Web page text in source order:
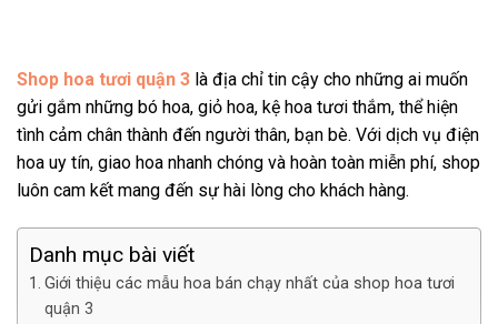
Shop hoa tươi quận 3 là địa chỉ tin cậy cho những ai muốn
gửi gắm những bó hoa, giỏ hoa, kệ hoa tươi thắm, thể hiện
tình cảm chân thành đến người thân, bạn bè. Với dịch vụ điện
hoa uy tín, giao hoa nhanh chóng và hoàn toàn miễn phí, shop
luôn cam kết mang đến sự hài lòng cho khách hàng.
Danh mục bài viết
Giới thiệu các mẫu hoa bán chạy nhất của shop hoa tươi
quận 3